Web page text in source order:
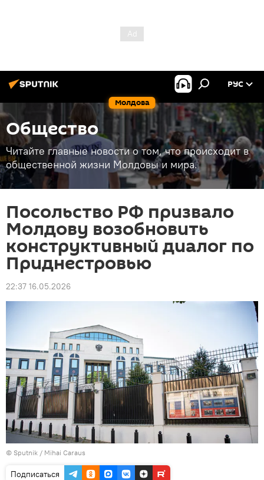
Молдова
РУС
Общество
Читайте главные новости о том, что происходит в
общественной жизни Молдовы и мира.
Посольство РФ призвало
Молдову возобновить
конструктивный диалог по
Приднестровью
22:37 16.05.2026
© Sputnik / Mihai Caraus
Подписаться